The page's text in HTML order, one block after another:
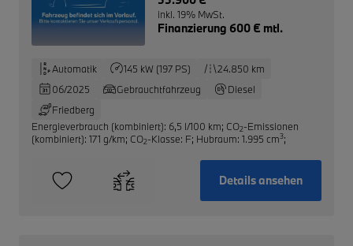
inkl. 19% MwSt.
Finanzierung 600 € mtl.
Automatik 145 kW (197 PS)
24.850 km
06/2025
Gebrauchtfahrzeug
Diesel
Friedberg
Energieverbrauch (kombiniert): 6,5 l/100 km; CO2-Emissionen
(kombiniert): 171 g/km; CO2-Klasse: F; Hubraum: 1.995 cm3;
Details ansehen